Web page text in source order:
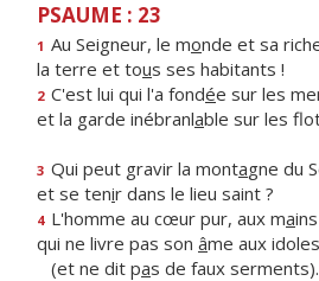
PSAUME : 23
1 Au Seigneur, le monde et sa
la terre et tous ses habitants !
2 C'est lui qui l'a fondée sur les
et la garde inébranlable sur les
3 Qui peut gravir la montagne du
et se tenir dans le lieu saint ?
4 L'homme au cœur pur, aux ma
qui ne livre pas son âme aux idoles
(et ne dit pas de faux serments).